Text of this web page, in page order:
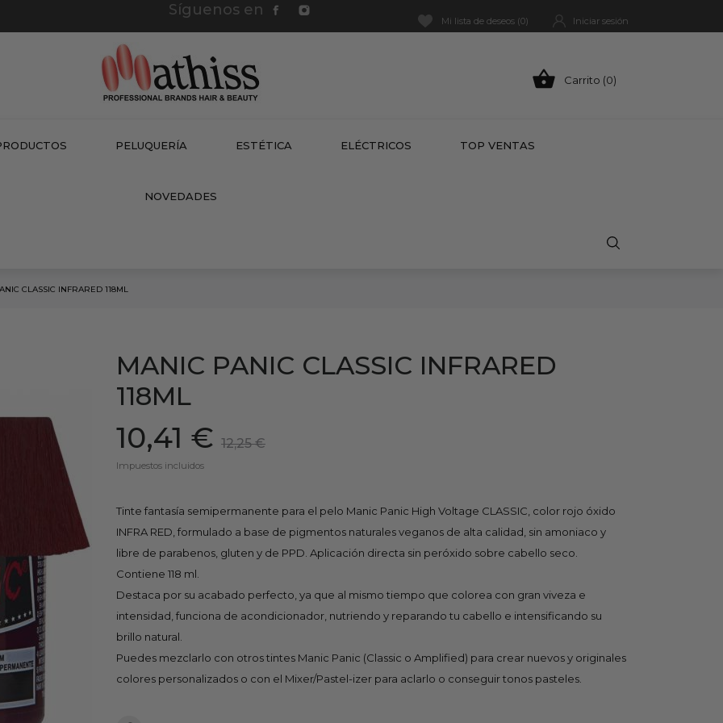
Síguenos en
Mi lista de deseos (0) Iniciar sesión
 Carrito (0)
PELUQUERÍA ESTÉTICA ELÉCTRICOS TOP VENTAS
NOVEDADES
CLASSIC INFRARED 118ML
MANIC PANIC CLASSIC INFRARED
118ML
10,41 € 12,25 €
Impuestos incluidos
Tinte fantasía semipermanente para el pelo Manic Panic High Voltage CLASSIC, color rojo óxido
INFRA RED, formulado a base de pigmentos naturales veganos de alta calidad, sin amoniaco y
libre de parabenos, gluten y de PPD. Aplicación directa sin peróxido sobre cabello seco.
Contiene 118 ml.
Destaca por su acabado perfecto, ya que al mismo tiempo que colorea con gran viveza e
intensidad, funciona de acondicionador, nutriendo y reparando tu cabello e intensificando su
brillo natural.
Puedes mezclarlo con otros tintes Manic Panic (Classic o Amplified) para crear nuevos y originales
colores personalizados o con el Mixer/Pastel-izer para aclarlo o conseguir tonos pasteles.